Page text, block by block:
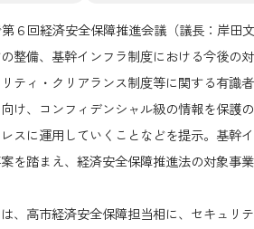
６回経済安全保障推進会議（議長：岸田
整備、基幹インフラ制度における今後の
ティ・クリアランス制度等に関する有識
け、コンフィデンシャル級の情報を保
スに運用していくことなどを提示。基幹
を踏まえ、経済安全保障推進法の対象事
、高市経済安全保障担当相に、セキュリ